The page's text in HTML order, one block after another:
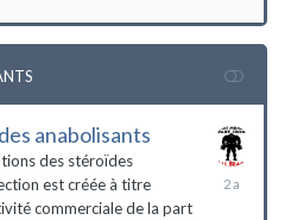
anabolisants
des stéroïdes
est créée à titre
commerciale de la part
26